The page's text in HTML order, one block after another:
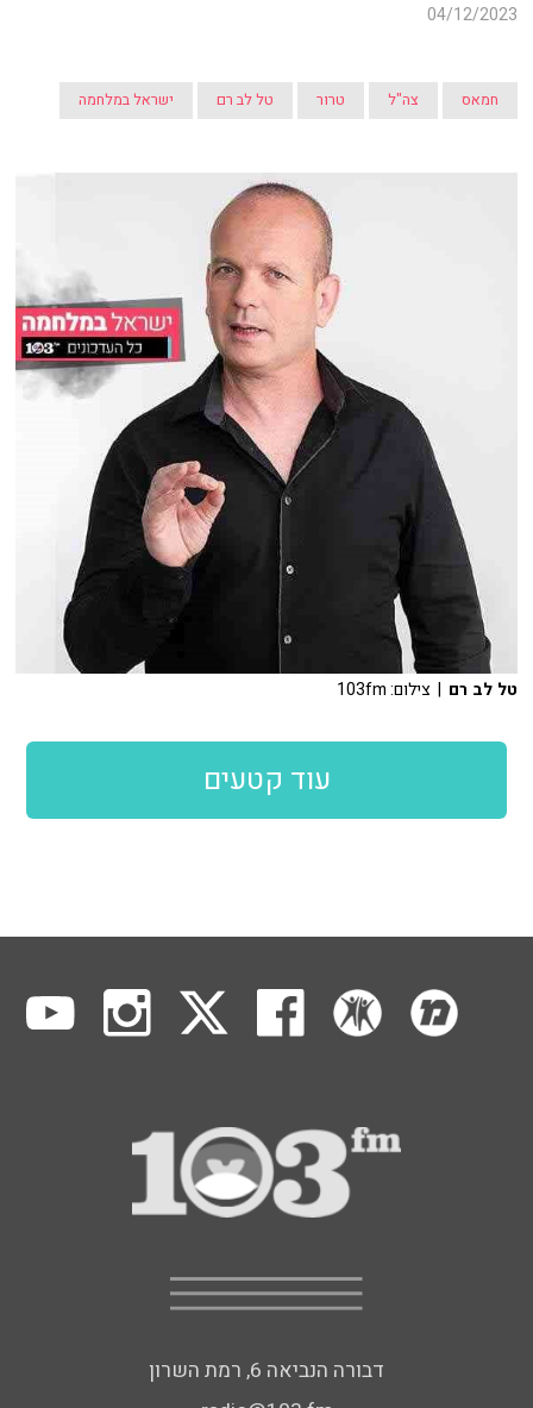
04/12/2023
חמאס צה"ל טרור טל לב רם ישראל במלחמה
טל לב רם | צילום: 103fm
עוד קטעים
דבורה הנביאה 6, רמת השרון